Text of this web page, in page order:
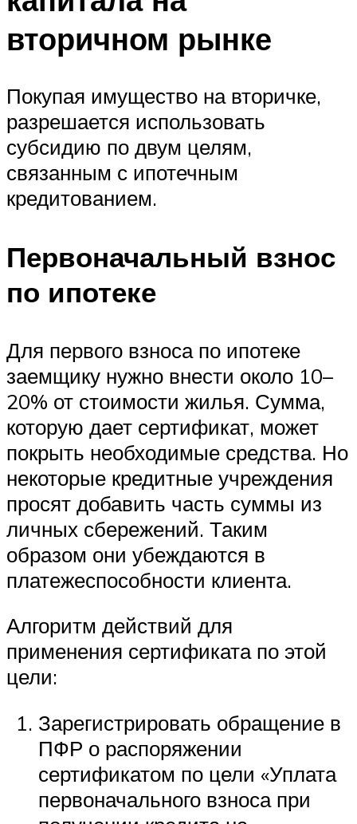
вторичном рынке
Покупая имущество на вторичке,
разрешается использовать
субсидию по двум целям,
связанным с ипотечным
кредитованием.
Первоначальный взнос
по ипотеке
Для первого взноса по ипотеке
заемщику нужно внести около 10–
20% от стоимости жилья. Сумма,
которую дает сертификат, может
покрыть необходимые средства. Но
некоторые кредитные учреждения
просят добавить часть суммы из
личных сбережений. Таким
образом они убеждаются в
платежеспособности клиента.
Алгоритм действий для
применения сертификата по этой
цели:
Зарегистрировать обращение в
ПФР о распоряжении
сертификатом по цели «Уплата
первоначального взноса при